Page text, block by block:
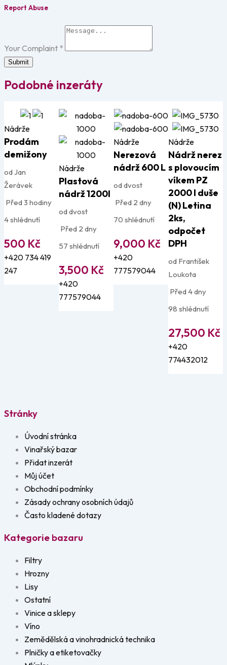
Report Abuse
Your Complaint *
Submit
Podobné inzeráty
Nádrže
Prodám
demižony
od Jan
Žerávek
Před 3 hodiny
4 shlédnutí
500 Kč
+420 734 419
247
Nádrže
Plastová
nádrž 1200l
od dvost
Před 2 dny
57 shlédnutí
3,500 Kč
+420
777579044
Nádrže
Nerezová
nádrž 600 L
od dvost
Před 2 dny
70 shlédnutí
9,000 Kč
+420
777579044
Nádrže
Nádrž nerez
s plovoucím
víkem PZ
2000 l duše
(N) Letina
2ks,
odpočet
DPH
od František
Loukota
Před 4 dny
98 shlédnutí
27,500 Kč
+420
774432012
Stránky
Úvodní stránka
Vinařský bazar
Přidat inzerát
Můj účet
Obchodní podmínky
Zásady ochrany osobních údajů
Často kladené dotazy
Kategorie bazaru
Filtry
Hrozny
Lisy
Ostatní
Vinice a sklepy
Víno
Zemědělská a vinohradnická technika
Plničky a etiketovačky